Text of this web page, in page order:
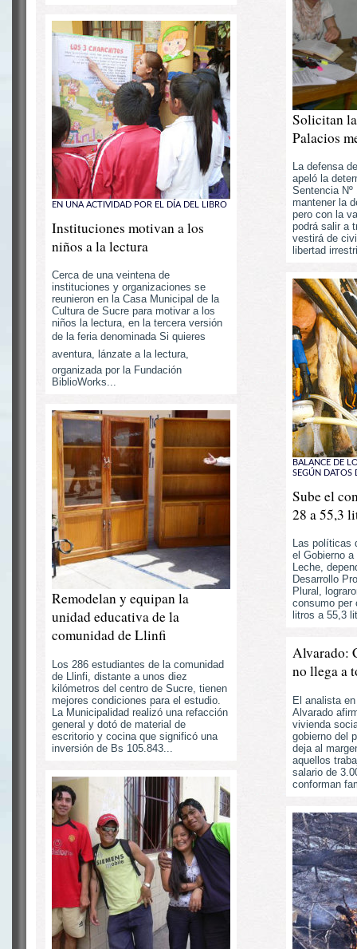
EN UNA ACTIVIDAD POR EL DÍA DEL LIBRO
Instituciones motivan a los
niños a la lectura
Cerca de una veintena de
instituciones y organizaciones se
reunieron en la Casa Municipal de la
Cultura de Sucre para motivar a los
niños la lectura, en la tercera versión
de la feria denominada Si quieres
aventura, lánzate a la lectura,
organizada por la Fundación
BiblioWorks...
Remodelan y equipan la
unidad educativa de la
comunidad de Llinfi
Los 286 estudiantes de la comunidad
de Llinfi, distante a unos diez
kilómetros del centro de Sucre, tienen
mejores condiciones para el estudio.
La Municipalidad realizó una refacción
general y dotó de material de
escritorio y cocina que significó una
inversión de Bs 105.843...
Solicitan
Palacios
La defensa
apeló la
Sentencia Nº
mantener la
pero con la
podrá salir a
vestirá de
libertad
BALANCE DE
SEGÚN DATOS
Sube el
28 a 55,3
Las políticas
el Gobierno
Leche,
Desarrollo
Plural,
consumo per
litros a 55,3
Alvarado:
no llega a
El analista
Alvarado
vivienda
gobierno del
deja al
aquellos
salario de
conforman